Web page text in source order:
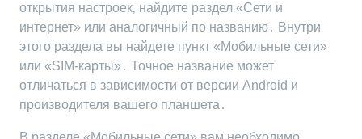
открытия настроек‚ найдите раздел «Сети и
интернет» или аналогичный по названию․ Внутри
этого раздела вы найдете пункт «Мобильные сети»
или «SIM-карты»․ Точное название может
отличаться в зависимости от версии Android и
производителя вашего планшета․